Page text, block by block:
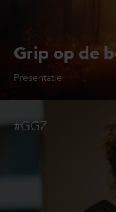
Grip op de
Presentatie
#GGZ